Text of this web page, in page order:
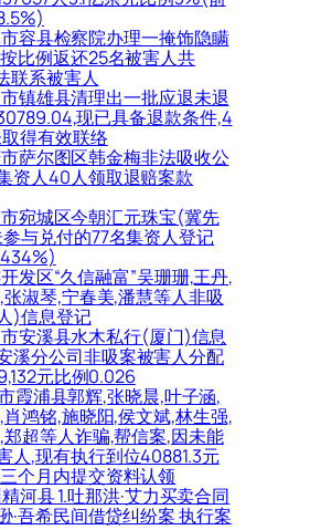
容县检察院办理一掩饰隐瞒
比例返还25名被害人共
联系被害人
镇雄县清理出一批应退未退
现已具备退款条件,4
得有效联络
萨尔图区韩金梅非法吸收公
资人40人领取退赔案款
宛城区今朝汇元珠宝(冀先
与兑付的77名集资人登记
发区“久信融富”吴珊珊,王丹,
淑琴,宁春美,潘慧等人非吸
)信息登记
市安溪县水木私行(厦门)信息
溪分公司非吸案被害人分配
元比例0.026
霞浦县郭辉,张晓晨,叶子涵,
鸿铭,施晓阳,侯文斌,林生强,
超等人诈骗,帮信案,因未能
人,现有执行到位40881.3元
个月内提交资料认领
河县 1.吐那洪·艾力买卖合同
·吾希民间借贷纠纷案 执行案